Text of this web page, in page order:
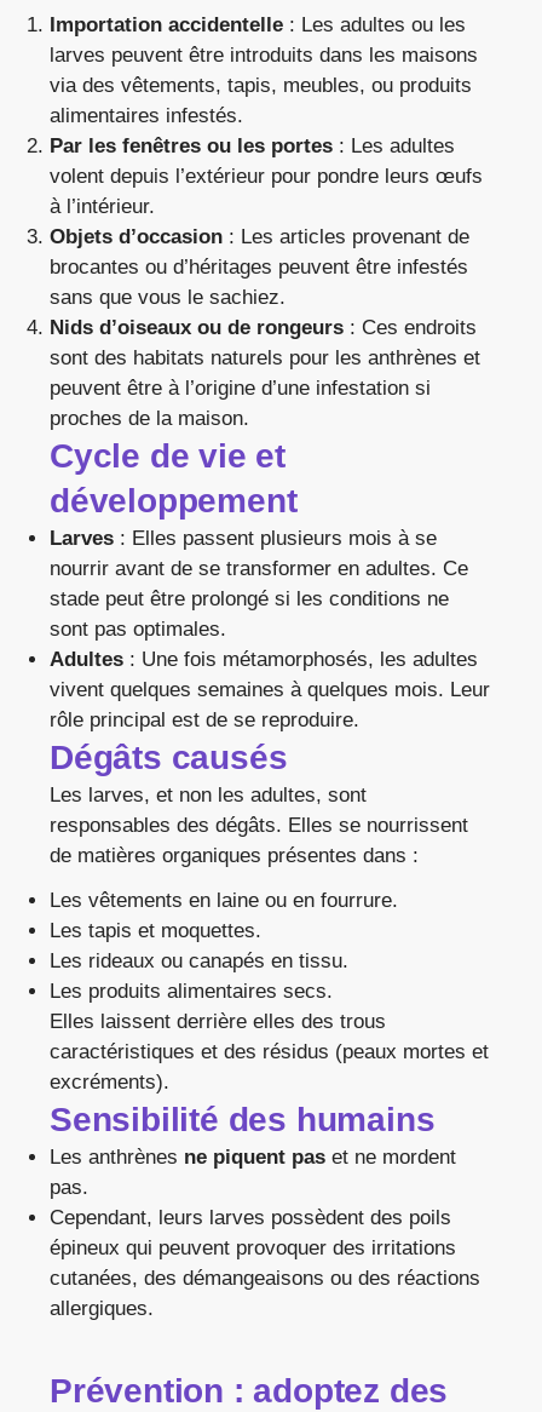
Importation accidentelle : Les adultes ou les
larves peuvent être introduits dans les maisons
via des vêtements, tapis, meubles, ou produits
alimentaires infestés.
Par les fenêtres ou les portes : Les adultes
volent depuis l’extérieur pour pondre leurs œufs
à l’intérieur.
Objets d’occasion : Les articles provenant de
brocantes ou d’héritages peuvent être infestés
sans que vous le sachiez.
Nids d’oiseaux ou de rongeurs : Ces endroits
sont des habitats naturels pour les anthrènes et
peuvent être à l’origine d’une infestation si
proches de la maison.
Cycle de vie et
développement
Larves : Elles passent plusieurs mois à se
nourrir avant de se transformer en adultes. Ce
stade peut être prolongé si les conditions ne
sont pas optimales.
Adultes : Une fois métamorphosés, les adultes
vivent quelques semaines à quelques mois. Leur
rôle principal est de se reproduire.
Dégâts causés
Les larves, et non les adultes, sont
responsables des dégâts. Elles se nourrissent
de matières organiques présentes dans :
Les vêtements en laine ou en fourrure.
Les tapis et moquettes.
Les rideaux ou canapés en tissu.
Les produits alimentaires secs.
Elles laissent derrière elles des trous
caractéristiques et des résidus (peaux mortes et
excréments).
Sensibilité des humains
Les anthrènes ne piquent pas et ne mordent
pas.
Cependant, leurs larves possèdent des poils
épineux qui peuvent provoquer des irritations
cutanées, des démangeaisons ou des réactions
allergiques.
Prévention : adoptez des